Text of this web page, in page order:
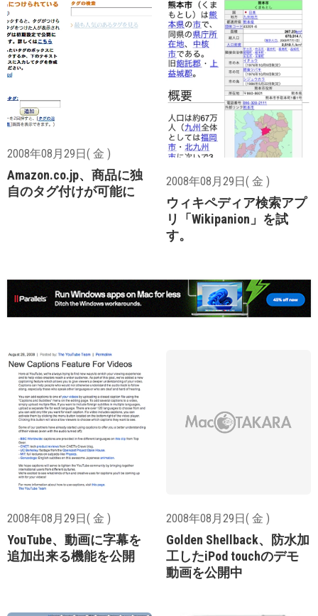
2008年08月29日( 金 )
Amazon.co.jp、商品に独
自のタグ付けが可能に
2008年08月29日( 金 )
ウィキペディア検索アプ
リ「Wikipanion」を試
す。
2008年08月29日( 金 )
YouTube、動画に字幕を
追加出来る機能を公開
2008年08月29日( 金 )
Golden Shellback、防水加
工したiPod touchのデモ
動画を公開中